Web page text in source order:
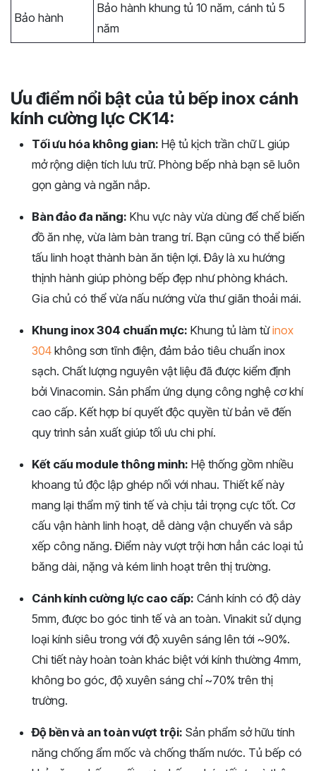
Bảo hành
Bảo hành khung tủ 10 năm, cánh tủ 5
năm
Ưu điểm nổi bật của tủ bếp inox cánh
kính cường lực CK14:
Tối ưu hóa không gian: Hệ tủ kịch trần chữ L giúp
mở rộng diện tích lưu trữ. Phòng bếp nhà bạn sẽ luôn
gọn gàng và ngăn nắp.
Bàn đảo đa năng: Khu vực này vừa dùng để chế biến
đồ ăn nhẹ, vừa làm bàn trang trí. Bạn cũng có thể biến
tấu linh hoạt thành bàn ăn tiện lợi. Đây là xu hướng
thịnh hành giúp phòng bếp đẹp như phòng khách.
Gia chủ có thể vừa nấu nướng vừa thư giãn thoải mái.
Khung inox 304 chuẩn mực: Khung tủ làm từinox
304 không sơn tĩnh điện, đảm bảo tiêu chuẩn inox
sạch. Chất lượng nguyên vật liệu đã được kiểm định
bởi Vinacomin. Sản phẩm ứng dụng công nghệ cơ khí
cao cấp. Kết hợp bí quyết độc quyền từ bản vẽ đến
quy trình sản xuất giúp tối ưu chi phí.
Kết cấu module thông minh: Hệ thống gồm nhiều
khoang tủ độc lập ghép nối với nhau. Thiết kế này
mang lại thẩm mỹ tinh tế và chịu tải trọng cực tốt. Cơ
cấu vận hành linh hoạt, dễ dàng vận chuyển và sắp
xếp công năng. Điểm này vượt trội hơn hẳn các loại tủ
băng dài, nặng và kém linh hoạt trên thị trường.
Cánh kính cường lực cao cấp: Cánh kính có độ dày
5mm, được bo góc tinh tế và an toàn. Vinakit sử dụng
loại kính siêu trong với độ xuyên sáng lên tới ~90%.
Chi tiết này hoàn toàn khác biệt với kính thường 4mm,
không bo góc, độ xuyên sáng chỉ ~70% trên thị
trường.
Độ bền và an toàn vượt trội: Sản phẩm sở hữu tính
năng chống ẩm mốc và chống thấm nước. Tủ bếp có